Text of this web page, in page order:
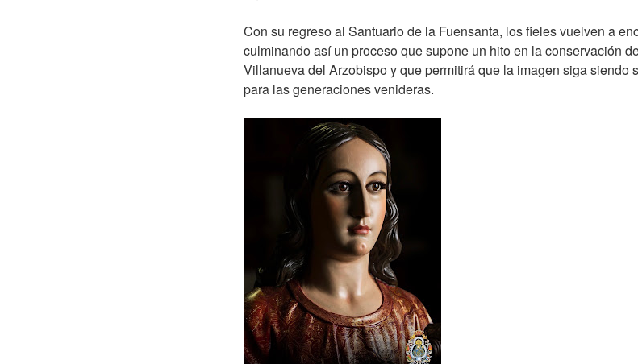
Con su regreso al Santuario de la Fuensanta, los fieles vuelven a
culminando así un proceso que supone un hito en la conservación
Villanueva del Arzobispo y que permitirá que la imagen siga siendo
para las generaciones venideras.